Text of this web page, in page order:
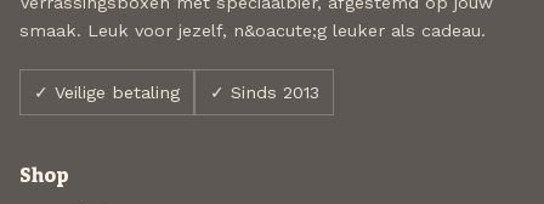
smaak. Leuk voor jezelf, n&oacute;g leuker als cadeau.
✓ Veilige betaling ✓ Sinds 2013
Shop